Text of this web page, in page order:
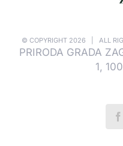
© COPYRIGHT 2026 | ALL
PRIRODA GRADA
1,